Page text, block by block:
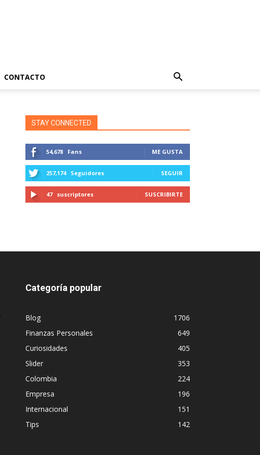
CONTACTO
STAY CONNECTED
54,678 Fans ME GUSTA
257,174 Seguidores SEGUIR
47 suscriptores SUSCRIBIRTE
Categoría popular
Blog
1706
Finanzas Personales
649
Curiosidades
405
Slider
353
Colombia
224
Empresa
196
Internacional
151
Tips
142